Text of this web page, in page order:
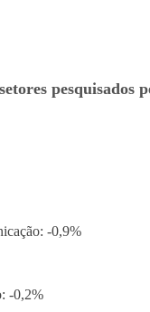
-0,9%
-0,2%